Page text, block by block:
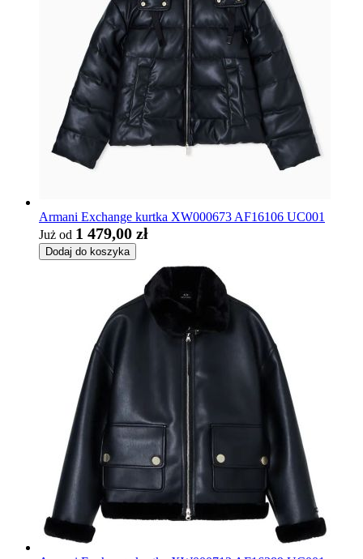
Armani Exchange kurtka XW000673 AF16106 UC001
Już od 1 479,00 zł
Dodaj do koszyka